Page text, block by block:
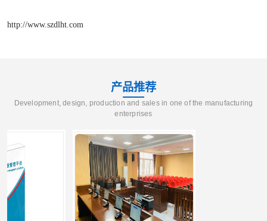
http://www.szdlht.com
产品推荐
Development, design, production and sales in one of the manufacturing
enterprises